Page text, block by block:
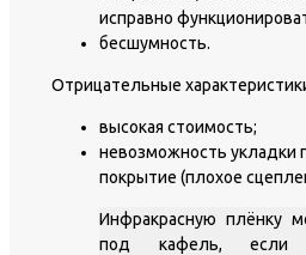
исправно
бесшумность.
Отрицательные
высокая стоимость;
невозможность укладки
покрытие (плохое
Инфракрасную плёнку
под кафель, если